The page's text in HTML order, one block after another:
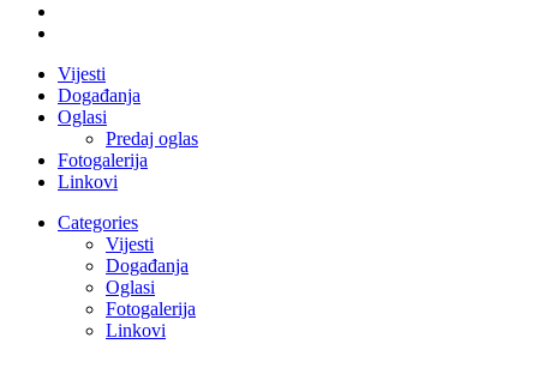
Vijesti
Događanja
Oglasi
Predaj oglas
Fotogalerija
Linkovi
Categories
Vijesti
Događanja
Oglasi
Fotogalerija
Linkovi